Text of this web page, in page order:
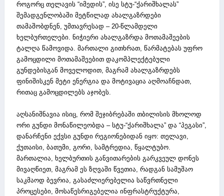
როგორც თელავის “იმედის”, ისე სტუ-“ქარიშხალას”
შემადგენლობაში მეტწილად ახალგაზრდები
თამაშობდნენ, უმთავრესად – 20-წლამდელი
ხელბურთელები. ნიჭიერი ახალგაზრდა მოთამაშეების
ტალღა წამოვიდა. მართალი გითხრათ, წარმატებას უფრო
გამოცდილი მოთამაშეებით დაკომპლექტებული
გუნდებისგან მოველოდით, მაგრამ ახალგაზრდებს
ფინიშისკენ მეტი ენერგია და მოტივაცია აღმოაჩნდათ,
რითაც გამოცდილებს აჯობეს.
აღსანიშნავია ისიც, რომ შეჯიბრებაში თბილისის მხოლოდ
ორი გუნდი მონაწილეობდა – სტუ-“ქარიშხალა” და “პეგასი”,
დანარჩენი ექვსი გუნდი რეგიონებიდან იყო: თელავი,
ქუთაისი, ბათუმი, გორი, სამტრედია, წყალტუბო.
მართალია, ხელბურთის განვითარების გარკვეულ დონეს
მივაღწიეთ, მაგრამ ეს ზღვაში წვეთია, რადგან სამუშაო
საკმაოდ ბევრია, გასაძლიერებელია საწვრთნელი
პროცესები, მოსაწესრიგებელია ინფრასტრუქტურა,